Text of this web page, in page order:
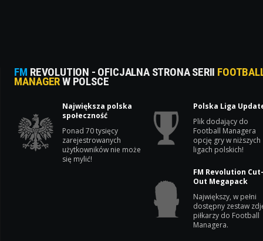
FM REVOLUTION - OFICJALNA STRONA SERII
MANAGERW POLSCE
Największa polska
społeczność
Ponad 70 tysięcy
zarejestrowanych
użytkowników nie może
się mylić!
Polska Liga
Plik dodający do
Football Managera
opcję gry w niższych
ligach polskich!
FM Revolution
Out Megapack
Największy, w pełni
dostępny zestaw
piłkarzy do Football
Managera.